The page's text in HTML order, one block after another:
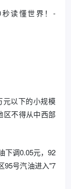
元以下的小规模
区不得从中西部
下调0.05元，92
95号汽油进入"7